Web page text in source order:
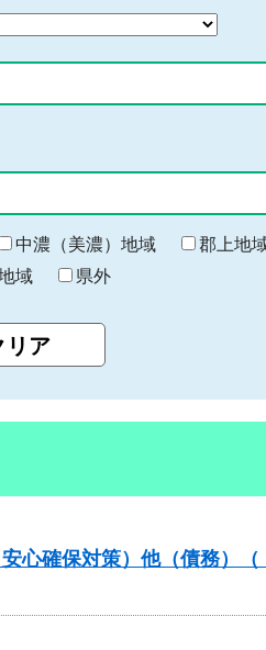
中濃（美濃）地域
郡上地
域 県外
心確保対策）他（債務）（